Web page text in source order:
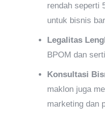
rendah seperti
untuk bisnis
Legalitas
BPOM dan
Konsultasi
maklon juga
marketing dan